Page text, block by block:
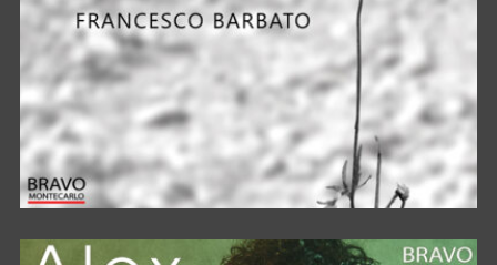
BELLA CIAO